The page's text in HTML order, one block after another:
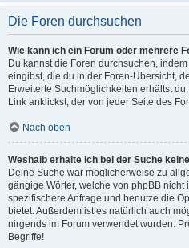
Die Foren durchsuchen
Wie kann ich ein Forum oder mehrere
Du kannst die Foren durchsuchen,
eingibst, die du in der Foren-Übersicht,
Erweiterte Suchmöglichkeiten erhältst
Link anklickst, der von jeder Seite des
Nach oben
Weshalb erhalte ich bei der Suche
Deine Suche war möglicherweise zu
gängige Wörter, welche von phpBB
spezifischere Anfrage und benutze die
bietet. Außerdem ist es natürlich auch
nirgends im Forum verwendet wurden.
Begriffe!